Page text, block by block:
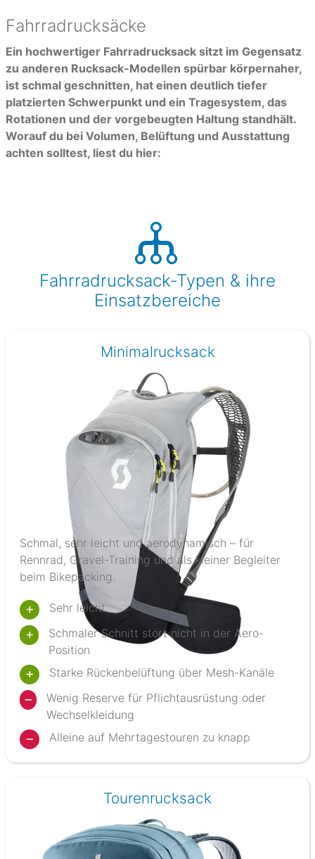
Fahrradrucksäcke
Ein hochwertiger Fahrradrucksack sitzt im Gegensatz
zu anderen Rucksack-Modellen spürbar körpernaher,
ist schmal geschnitten, hat einen deutlich tiefer
platzierten Schwerpunkt und ein Tragesystem, das
Rotationen und der vorgebeugten Haltung standhält.
Worauf du bei Volumen, Belüftung und Ausstattung
achten solltest, liest du hier:
Fahrradrucksack-Typen & ihre
Einsatzbereiche
Minimalrucksack
Schmal, sehr leicht und aerodynamisch – für
Rennrad, Gravel-Training und als kleiner Begleiter
beim Bikepacking.
Sehr leicht
Schmaler Schnitt stört nicht in der Aero-
Position
Starke Rückenbelüftung über Mesh-Kanäle
Wenig Reserve für Pflichtausrüstung oder
Wechselkleidung
Alleine auf Mehrtagestouren zu knapp
Tourenrucksack